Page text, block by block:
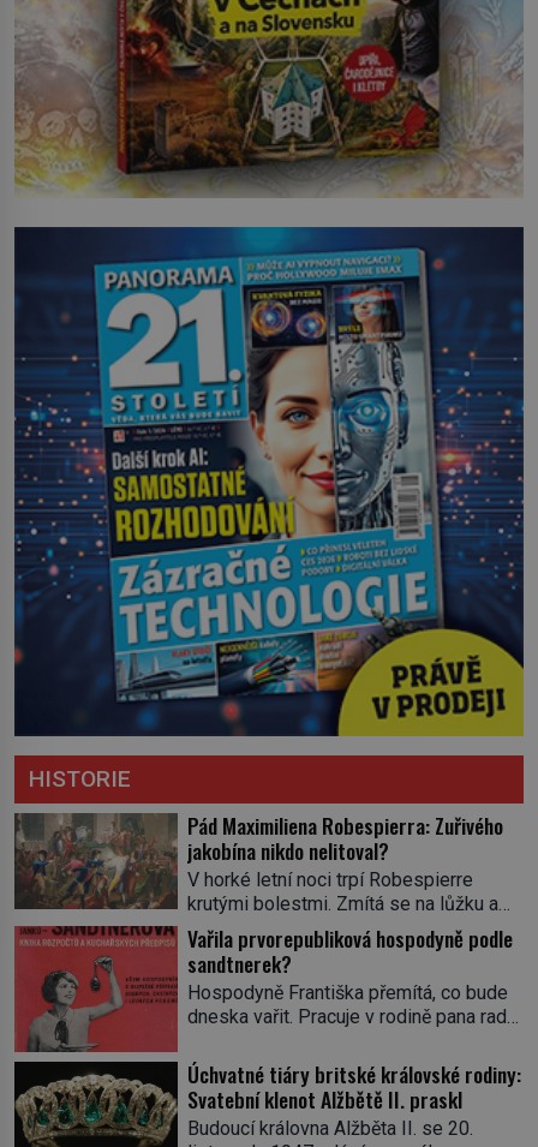
HISTORIE
Pád Maximiliena Robespierra: Zuřivého
jakobína nikdo nelitoval?
V horké letní noci trpí Robespierre
krutými bolestmi. Zmítá se na lůžku a
hlavou mu víří kolotoč myšlenek. Když
se probere z mdlob, vzpomene si na
jednu z pařížských jasnovidek, kterou
před lety navštívil. Prorokovala mu
tragický osud. Tehdy se jí vysmál.
prohlásil o něm jiný významný
francouzský revolucionář, Honoré de
Mirabeau […]
Vařila prvorepubliková hospodyně podle
sandtnerek?
Hospodyně Františka přemítá, co bude
dneska vařit. Pracuje v rodině pana rady
rychle v jedné ze „sandtnerek“.
„Zaplaťpánbůh, že už nemusíme chodit
s lístky,“ povzdechne si směrem ke
služce, kterou má v kuchyni k ruce.
Úchvatné tiáry britské královské rodiny:
Svatební klenot Alžbětě II. praskl
Budoucí královna Alžběta II. se 20.